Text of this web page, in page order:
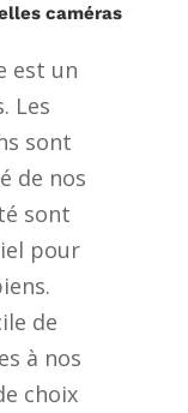
caméras
est un
Les
sont
de nos
sont
pour
de
à nos
choix